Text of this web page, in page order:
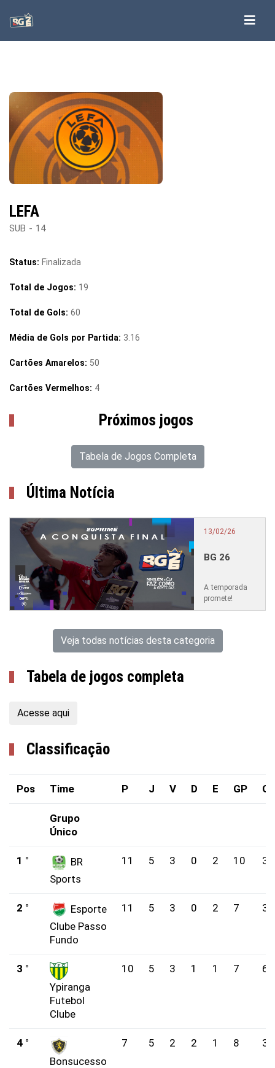
LEFA
SUB - 14
Status: Finalizada
Total de Jogos: 19
Total de Gols: 60
Média de Gols por Partida: 3.16
Cartões Amarelos: 50
Cartões Vermelhos: 4
Próximos jogos
Tabela de Jogos Completa
Última Notícia
13/02/26
BG 26
A temporada
promete!
Veja todas notícias desta categoria
Tabela de jogos completa
Acesse aqui
Classificação
Pos Time P J V D E GP
Grupo
Único
1 °
BR
Sports
11 5 3 0 2 10 3
2 °
Esporte
Clube Passo
Fundo
11 5 3 0 2 7 3
3 °
Ypiranga
Futebol
Clube
10 5 3 1 1 7 6
4 °
Bonsucesso
7 5 2 2 1 8 3